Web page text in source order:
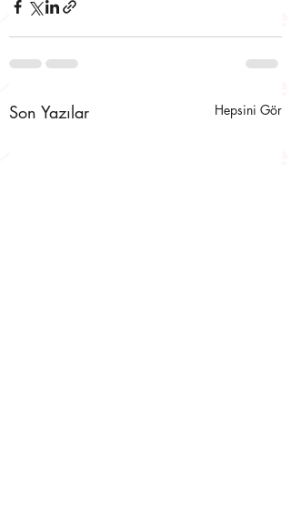
Son Yazılar Hepsini Gör